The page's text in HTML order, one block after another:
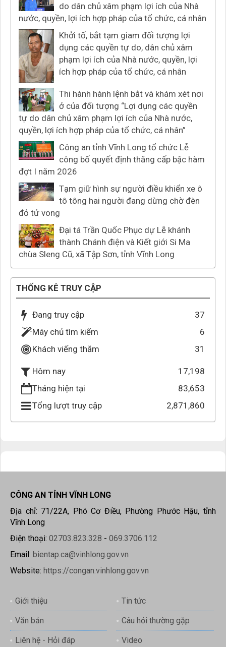
do dân chủ xâm phạm lợi ích của Nhà
nước, quyền, lợi ích hợp pháp của tổ chức, cá nhân
Khởi tố, bắt tạm giam đối tượng lợi
dụng các quyền tự do, dân chủ xâm
phạm lợi ích của Nhà nước, quyền, lợi
ích hợp pháp của tổ chức, cá nhân
Thi hành hành lệnh bắt và khám xét nơi
ở của đối tượng “Lợi dụng các quyền
tự do dân chủ xâm phạm lợi ích của Nhà nước,
quyền, lợi ích hợp pháp của tổ chức, cá nhân”
Công an tỉnh Vĩnh Long tổ chức Lễ
công bố quyết định thăng cấp bậc hàm
đợt I năm 2026
Tạm giữ hình sự người điều khiển xe ô
tô tông hai người đang dừng chờ đèn
đỏ tử vong
Đại tá Trần Quốc Phục dự Lễ khánh
thành Chánh điện và Kiết giới Si Ma
chùa Sleng Cũ, xã Tập Sơn, tỉnh Vĩnh Long
THỐNG KÊ TRUY CẬP
Đang truy cập
37
Máy chủ tìm kiếm
6
Khách viếng thăm
31
Hôm nay
17,198
Tháng hiện tại
83,653
Tổng lượt truy cập
2,871,860
CÔNG AN TỈNH VĨNH LONG
Địa chỉ: 71/22A, Phó Cơ Điều, Phường Phước Hậu, tỉnh
Vĩnh Long
Điện thoại: 02703.823.328 - 069.3706.112
Email: bientap.ca@vinhlong.gov.vn
Website: https://congan.vinhlong.gov.vn
Giới thiệu Tin tức
Văn bản Câu hỏi thường gặp
Liên hệ - Hỏi đáp Video